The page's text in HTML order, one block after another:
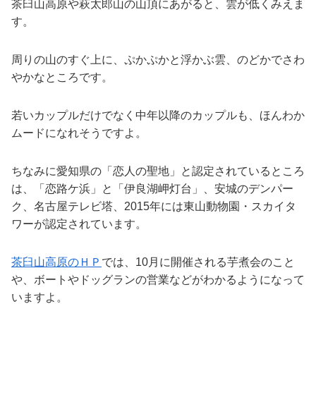
茶臼山高原や萩太郎山の山頂にあがると、雲が低くみえま
す。
周りの山のすぐ上に、ぷかぷかと浮かぶ雲、のどかでさわ
やかなところです。
若いカップルだけでなく中年以降のカップルも、ほんわか
ムードになれそうですよ。
ちなみに愛知県の「恋人の聖地」と認定されているところ
は、「恋路ケ浜」と「伊良湖岬灯台」、安城のデンパー
ク、名古屋テレビ塔、2015年には東山動物園・スカイタ
ワーが認定されています。
茶臼山高原のＨＰ では、10月に開催される芋煮会のこと
や、ボートやドッグランの営業などがわかるようになって
いますよ。